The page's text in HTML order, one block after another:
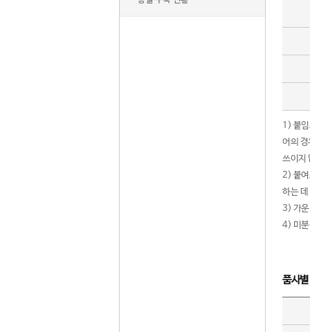
1) 붙
어의
쓰이지
2) 붙여
하는
3) 가운
4) 미분
품사